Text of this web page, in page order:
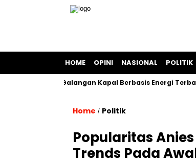
HOME OPINI NASIONAL POLITIK
Bangun Galangan Kapal Berbasis Energi
Home / Politik
Popularitas
Trends Pada